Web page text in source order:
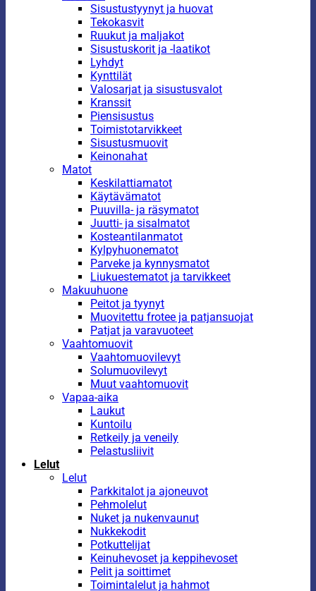
Sisustustyynyt ja huovat
Tekokasvit
Ruukut ja maljakot
Sisustuskorit ja -laatikot
Lyhdyt
Kynttilät
Valosarjat ja sisustusvalot
Kranssit
Piensisustus
Toimistotarvikkeet
Sisustusmuovit
Keinonahat
Matot
Keskilattiamatot
Käytävämatot
Puuvilla- ja räsymatot
Juutti- ja sisalmatot
Kosteantilanmatot
Kylpyhuonematot
Parveke ja kynnysmatot
Liukuestematot ja tarvikkeet
Makuuhuone
Peitot ja tyynyt
Muovitettu frotee ja patjansuojat
Patjat ja varavuoteet
Vaahtomuovit
Vaahtomuovilevyt
Solumuovilevyt
Muut vaahtomuovit
Vapaa-aika
Laukut
Kuntoilu
Retkeily ja veneily
Pelastusliivit
Lelut
Lelut
Parkkitalot ja ajoneuvot
Pehmolelut
Nuket ja nukenvaunut
Nukkekodit
Potkuttelijat
Keinuhevoset ja keppihevoset
Pelit ja soittimet
Toimintalelut ja hahmot